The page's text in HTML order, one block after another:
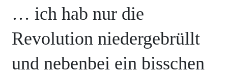
das die Freiheit zwar erkämpft hat, aber nicht recht
damit umzugehen weiß: Jetzt wollen auf einmal alle
Wartezeit mit den beiden übrig gebliebenen
angenehm totzuschlagen. In verzweifeltem
… ich hab nur die
Revolution niedergebrüllt
und nebenbei ein bisschen